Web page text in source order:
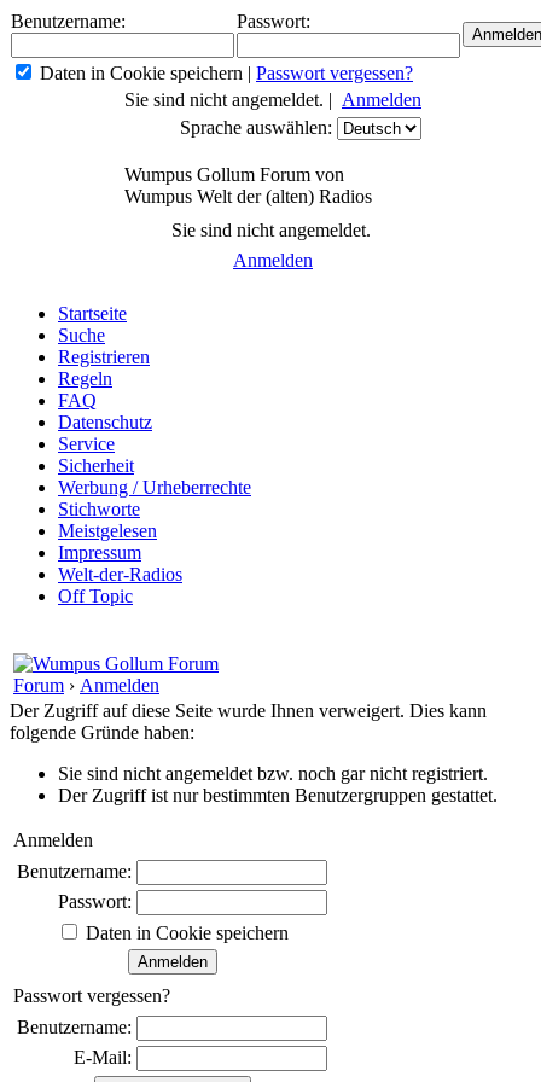
Benutzername: Passwort:
Daten in Cookie speichern | Passwort vergessen?
Sie sind nicht angemeldet. | Anmelden
Sprache auswählen:
Wumpus Gollum Forum von
Wumpus Welt der (alten) Radios
Sie sind nicht angemeldet.
Anmelden
Startseite
Suche
Registrieren
Regeln
FAQ
Datenschutz
Service
Sicherheit
Werbung / Urheberrechte
Stichworte
Meistgelesen
Impressum
Welt-der-Radios
Off Topic
Forum › Anmelden
Der Zugriff auf diese Seite wurde Ihnen verweigert. Dies kann
folgende Gründe haben:
Sie sind nicht angemeldet bzw. noch gar nicht registriert.
Der Zugriff ist nur bestimmten Benutzergruppen gestattet.
Anmelden
Benutzername:
Passwort:
Daten in Cookie speichern
Passwort vergessen?
Benutzername:
E-Mail: